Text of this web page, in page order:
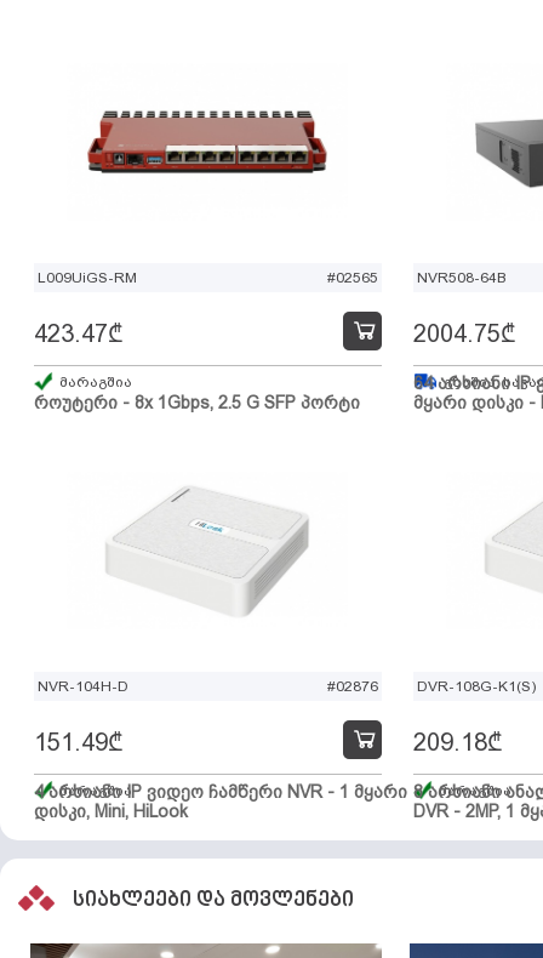
L009UiGS-RM #02565
როუტერი - 8x 1Gbps, 2.5 G SFP პორტი
423.47₾
მარაგშია
NVR508-64B
64 არხიანი IP
მყარი დისკი -
2004.75₾
გზაშია,
NVR-104H-D #02876
4 არხიანი IP ვიდეო ჩამწერი NVR - 1 მყარი
დისკი, Mini, HiLook
151.49₾
მარაგშია
DVR-108G-K1(S)
8 არხიანი
DVR - 2MP, 1
209.18₾
მარაგშია
სიახლეები და მოვლენები